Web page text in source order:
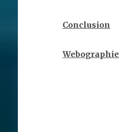
Conclusion
Webographie